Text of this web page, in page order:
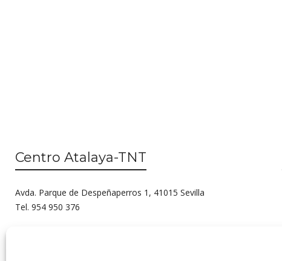
Centro Atalaya-TNT
Avda. Parque de Despeñaperros 1, 41015 Sevilla
Tel. 954 950 376